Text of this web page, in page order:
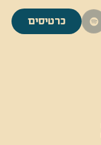
כרטיסים